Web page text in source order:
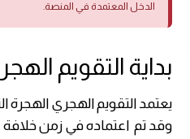
الدخل المعتمدة في المنصة.
بداية التقويم
يعتمد التقويم الهجري الهجرة